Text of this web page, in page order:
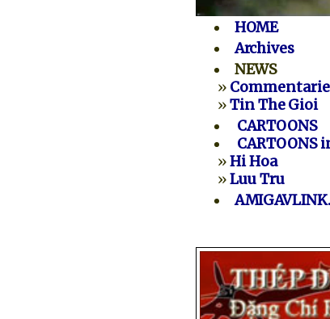
HOME
Archives
NEWS
»
»Tin The Gioi
CARTOONS
CARTOONS
»Hi Hoa
»Luu Tru